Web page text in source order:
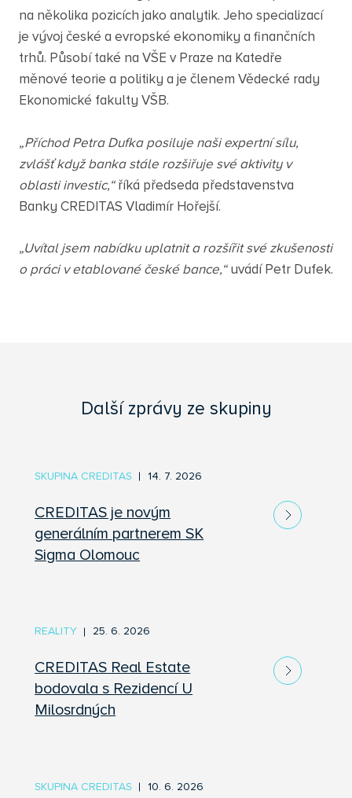
na několika pozicích jako analytik. Jeho specializací
je vývoj české a evropské ekonomiky a finančních
trhů. Působí také na VŠE v Praze na Katedře
měnové teorie a politiky a je členem Vědecké rady
Ekonomické fakulty VŠB.
„Příchod Petra Dufka posiluje naši expertní sílu,
zvlášť když banka stále rozšiřuje své aktivity v
oblasti investic,“říká předseda představenstva
Banky CREDITAS Vladimír Hořejší.
„Uvítal jsem nabídku uplatnit a rozšířit své zkušenosti
o práci v etablované české bance,“ uvádí Petr Dufek.
Další zprávy ze skupiny
CREDITAS je novým
generálním partnerem SK
Sigma Olomouc
14. 7. 2026
SKUPINA CREDITAS
CREDITAS Real Estate
bodovala s Rezidencí U
Milosrdných
25. 6. 2026
REALITY
10. 6. 2026
SKUPINA CREDITAS